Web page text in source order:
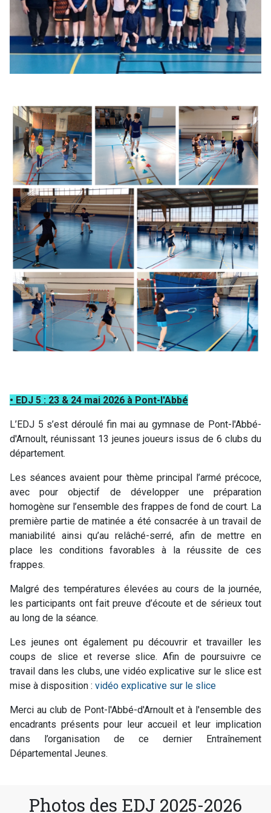
• EDJ 5 : 23 & 24 mai 2026 à Pont-l'Abbé
L’EDJ 5 s’est déroulé fin mai au gymnase de Pont-l'Abbé-
d'Arnoult, réunissant 13 jeunes joueurs issus de 6 clubs du
département.
Les séances avaient pour thème principal l’armé précoce,
avec pour objectif de développer une préparation
homogène sur l’ensemble des frappes de fond de court. La
première partie de matinée a été consacrée à un travail de
maniabilité ainsi qu’au relâché-serré, afin de mettre en
place les conditions favorables à la réussite de ces
frappes.
Malgré des températures élevées au cours de la journée,
les participants ont fait preuve d’écoute et de sérieux tout
au long de la séance.
Les jeunes ont également pu découvrir et travailler les
coups de slice et reverse slice. Afin de poursuivre ce
travail dans les clubs, une vidéo explicative sur le slice est
mise à disposition : vidéo explicative sur le slice
Merci au club de Pont-l'Abbé-d'Arnoultet à l'ensemble des
encadrants présents pour leur accueil et leur implication
dans l’organisation de ce dernier Entraînement
Départemental Jeunes.
Photos des EDJ 2025-2026